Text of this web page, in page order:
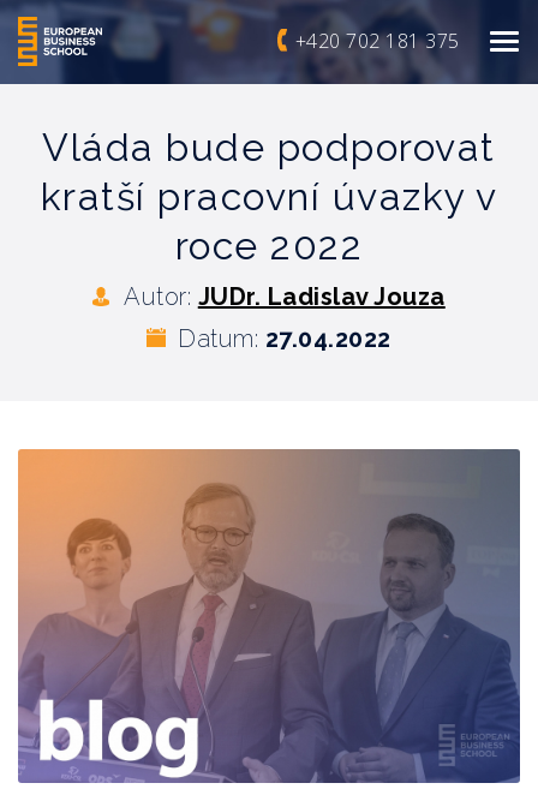
+420 702 181 375
Vláda bude podporovat
kratší pracovní úvazky v
roce 2022
Autor: JUDr. Ladislav Jouza
Datum: 27.04.2022